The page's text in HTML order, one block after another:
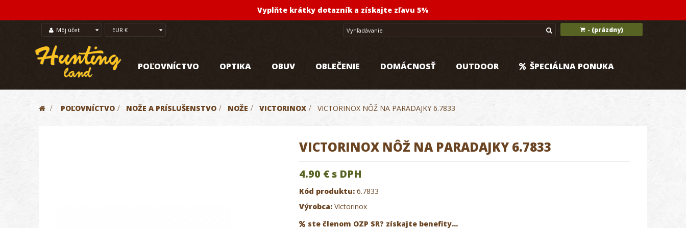
Vyplňte krátky dotazník a získajte zľavu 5%
- (prázdny)
Môj účet EUR €
POĽOVNÍCTVO OPTIKA OBUV OBLEČENIE DOMÁCNOSŤ OUTDOOR ŠPECIÁLNA PONUKA
> POĽOVNÍCTVO > NOŽE A PRÍSLUŠENSTVO > NOŽE > VICTORINOX > VICTORINOX NÔŽ NA PARADAJKY 6.7833
VICTORINOX NÔŽ NA PARADAJKY 6.7833
4.90 €s DPH
Kód produktu: 6.7833
Výrobca: Victorinox
ste členom OZP SR? získajte benefity...